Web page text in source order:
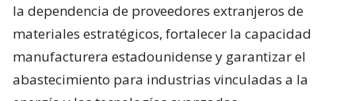
la dependencia de proveedores extranjeros de
materiales estratégicos, fortalecer la capacidad
manufacturera estadounidense y garantizar el
abastecimiento para industrias vinculadas a la